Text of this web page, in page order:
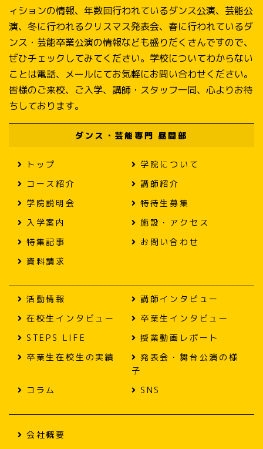
ィションの情報、年数回行われているダンス公演、芸能公
演、冬に行われるクリスマス発表会、春に行われているダ
ンス・芸能卒業公演の情報なども盛りだくさんですので、
ぜひチェックしてみてください。学校についてわからない
ことは電話、メールにてお気軽にお問い合わせください。
皆様のご来校、ご入学、講師・スタッフ一同、心よりお待
ちしております。
ダンス・芸能専門 昼間部
トップ
学院について
コース紹介
講師紹介
学院説明会
特待生募集
入学案内
施設・アクセス
特集記事
お問い合わせ
資料請求
活動情報
講師インタビュー
在校生インタビュー
卒業生インタビュー
STEPS LIFE
授業動画レポート
卒業生在校生の実績
発表会・舞台公演の様
子
コラム
SNS
会社概要